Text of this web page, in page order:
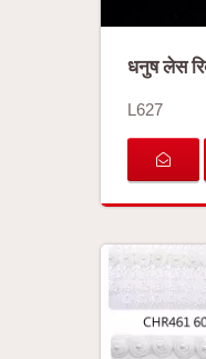
धनुष लेस
L627